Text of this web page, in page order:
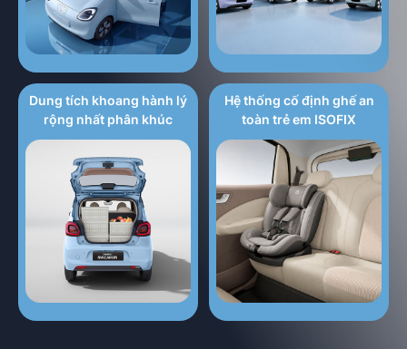
Dung tích khoang hành lý
rộng nhất phân khúc
Hệ thống cố định ghế an
toàn trẻ em ISOFIX
ĐĂNG KÝ NGAY